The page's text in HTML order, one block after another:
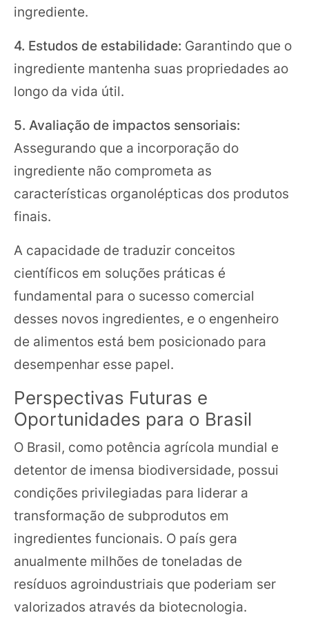
ingrediente.
4. Estudos de estabilidade: Garantindo que o
ingrediente mantenha suas propriedades ao
longo da vida útil.
5. Avaliação de impactos sensoriais:
Assegurando que a incorporação do
ingrediente não comprometa as
características organolépticas dos produtos
finais.
A capacidade de traduzir conceitos
científicos em soluções práticas é
fundamental para o sucesso comercial
desses novos ingredientes, e o engenheiro
de alimentos está bem posicionado para
desempenhar esse papel.
Perspectivas Futuras e
Oportunidades para o Brasil
O Brasil, como potência agrícola mundial e
detentor de imensa biodiversidade, possui
condições privilegiadas para liderar a
transformação de subprodutos em
ingredientes funcionais. O país gera
anualmente milhões de toneladas de
resíduos agroindustriais que poderiam ser
valorizados através da biotecnologia.